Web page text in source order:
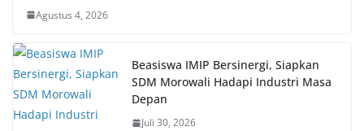
Agustus 4, 2026
Beasiswa IMIP Bersinergi, Siapkan
SDM Morowali Hadapi Industri Masa
Depan
Juli 30, 2026